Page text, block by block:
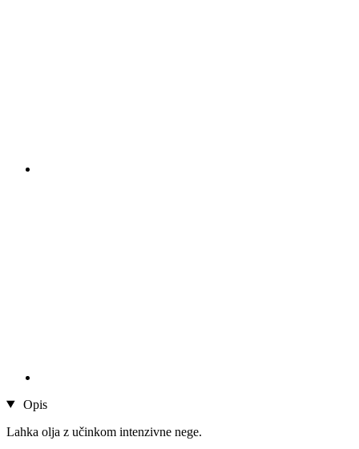
Opis
Lahka olja z učinkom intenzivne nege.